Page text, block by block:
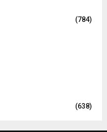
(784)
(638)